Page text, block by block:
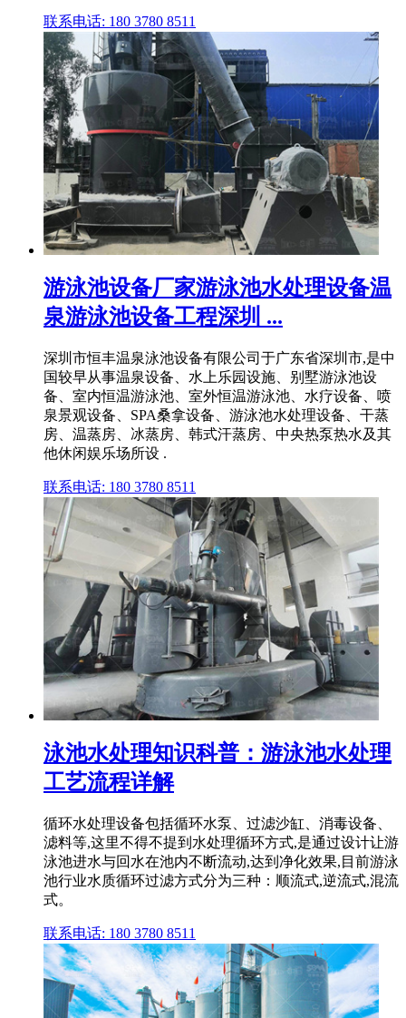
联系电话: 180 3780 8511
游泳池设备厂家游泳池水处理设备温
泉游泳池设备工程深圳 ...
深圳市恒丰温泉泳池设备有限公司于广东省深圳市,是中
国较早从事温泉设备、水上乐园设施、别墅游泳池设
备、室内恒温游泳池、室外恒温游泳池、水疗设备、喷
泉景观设备、SPA桑拿设备、游泳池水处理设备、干蒸
房、温蒸房、冰蒸房、韩式汗蒸房、中央热泵热水及其
他休闲娱乐场所设 .
联系电话: 180 3780 8511
泳池水处理知识科普：游泳池水处理
工艺流程详解
循环水处理设备包括循环水泵、过滤沙缸、消毒设备、
滤料等,这里不得不提到水处理循环方式,是通过设计让游
泳池进水与回水在池内不断流动,达到净化效果,目前游泳
池行业水质循环过滤方式分为三种：顺流式,逆流式,混流
式。
联系电话: 180 3780 8511